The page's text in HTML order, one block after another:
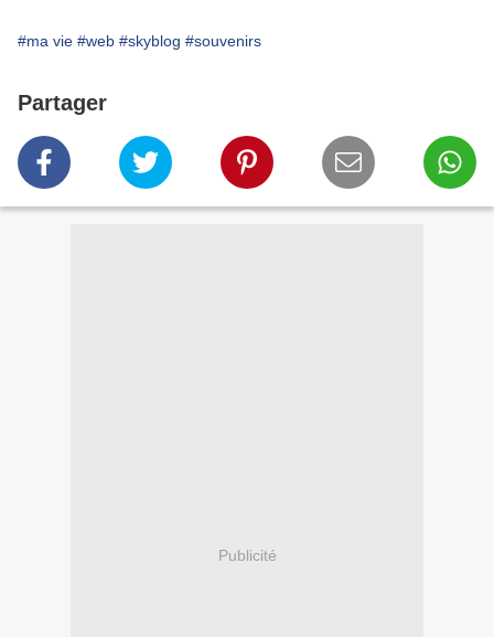
#ma vie #web #skyblog #souvenirs
Partager
Publicité